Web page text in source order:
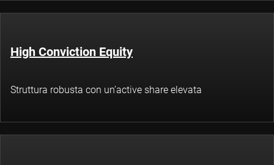
High Conviction Equity
Struttura robusta con un’active share elevata